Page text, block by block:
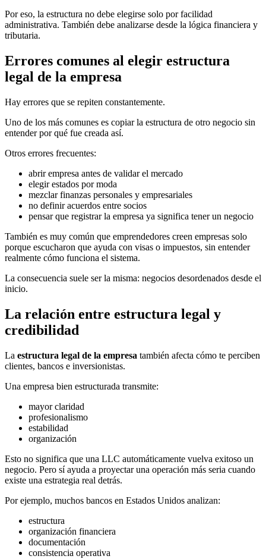
Por eso, la estructura no debe elegirse solo por facilidad
administrativa. También debe analizarse desde la lógica financiera y
tributaria.
Errores comunes al elegir estructura
legal de la empresa
Hay errores que se repiten constantemente.
Uno de los más comunes es copiar la estructura de otro negocio sin
entender por qué fue creada así.
Otros errores frecuentes:
abrir empresa antes de validar el mercado
elegir estados por moda
mezclar finanzas personales y empresariales
no definir acuerdos entre socios
pensar que registrar la empresa ya significa tener un negocio
También es muy común que emprendedores creen empresas solo
porque escucharon que ayuda con visas o impuestos, sin entender
realmente cómo funciona el sistema.
La consecuencia suele ser la misma: negocios desordenados desde el
inicio.
La relación entre estructura legal y
credibilidad
La estructura legal de la empresa también afecta cómo te perciben
clientes, bancos e inversionistas.
Una empresa bien estructurada transmite:
mayor claridad
profesionalismo
estabilidad
organización
Esto no significa que una LLC automáticamente vuelva exitoso un
negocio. Pero sí ayuda a proyectar una operación más seria cuando
existe una estrategia real detrás.
Por ejemplo, muchos bancos en Estados Unidos analizan:
estructura
organización financiera
documentación
consistencia operativa